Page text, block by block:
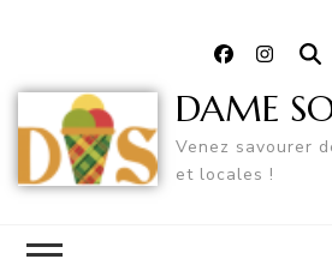
DAME
Venez savourer
et locales !